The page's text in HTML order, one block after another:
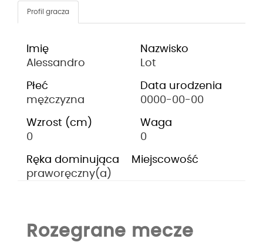
Profil gracza
Imię
Alessandro
Nazwisko
Lot
Płeć
mężczyzna
Data urodzenia
0000-00-00
Wzrost (cm)
0
Waga
0
Ręka dominująca
praworęczny(a)
Miejscowość
Rozegrane mecze